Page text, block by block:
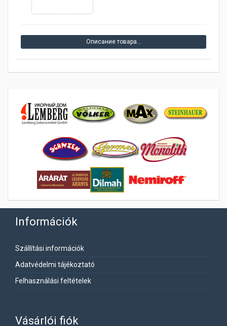
Описание товара…
Információk
Szállítási információk
Adatvédelmi tájékoztató
Felhasználási feltételek
Vásárlói fiók